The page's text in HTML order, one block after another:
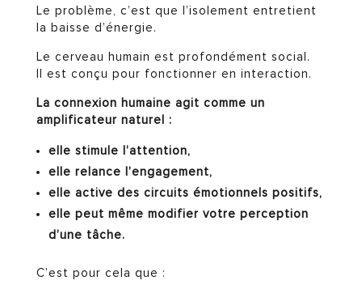
Le problème, c’est que l’isolement entretient
la baisse d’énergie.
Le cerveau humain est profondément social.
Il est conçu pour fonctionner en interaction.
La connexion humaine agit comme un
amplificateur naturel :
elle stimule l’attention,
elle relance l’engagement,
elle active des circuits émotionnels positifs,
elle peut même modifier votre perception
d’une tâche.
C’est pour cela que :